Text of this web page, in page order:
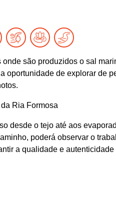
são produzidos o sal
oportunidade de explorar de
Ria Formosa
desde o tejo até aos
poderá observar o
a qualidade e